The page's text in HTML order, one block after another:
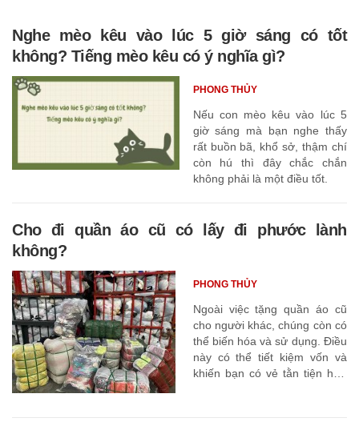
Nghe mèo kêu vào lúc 5 giờ sáng có tốt
không? Tiếng mèo kêu có ý nghĩa gì?
Nếu con mèo kêu vào lúc 5
giờ sáng mà bạn nghe thấy
rất buồn bã, khổ sở, thậm chí
còn hú thì đây chắc chắn
không phải là một điều tốt.
PHONG THỦY
Cho đi quần áo cũ có lấy đi phước lành
không?
Ngoài việc tặng quần áo cũ
cho người khác, chúng còn có
thể biến hóa và sử dụng. Điều
này có thể tiết kiệm vốn và
khiến bạn có vẻ tằn tiện hơn
PHONG THỦY